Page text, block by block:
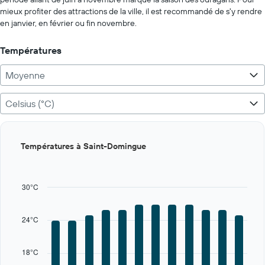
0
to
400.
mieux profiter des attractions de la ville, il est recommandé de s'y rendre
en janvier, en février ou fin novembre.
Températures
Moyenne
Celsius (°C)
graphic.
18°C
24°C
30°C
Températures à Saint-Domingue